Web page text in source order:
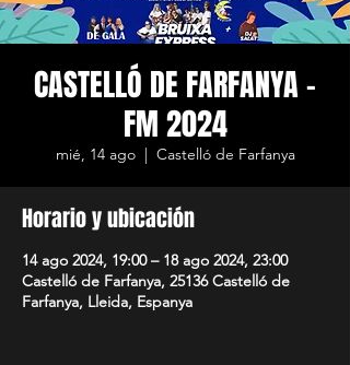
CASTELLÓ DE FARFANYA -
FM 2024
mié, 14 ago
  |
Castelló de Farfanya
Horario y ubicación
14 ago 2024, 19:00 – 18 ago 2024, 23:00
Castelló de Farfanya, 25136 Castelló de
Farfanya, Lleida, Espanya